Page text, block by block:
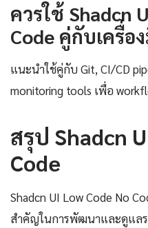
ควรใช้ Shadcn
Code คู่กับเครื่อ
แนะนำใช้คู่กับ Git, CI/CD
monitoring tools เพื่อ
สรุป Shadcn
Code
Shadcn UI Low Code No
สำคัญในการพัฒนาและดูแล